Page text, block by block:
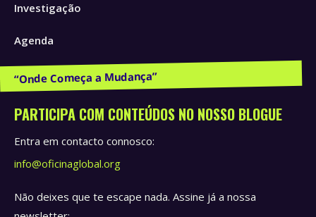
Investigação
Agenda
Publicações e Recursos
PARTICIPA COM CONTEÚDOS NO NOSSO BLOGUE
Entra em contacto connosco:
info@oficinaglobal.org
Não deixes que te escape nada. Assine já a nossa